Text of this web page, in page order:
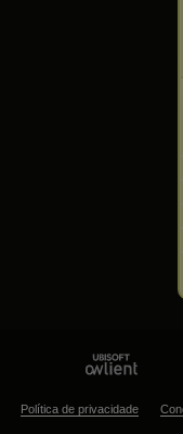
Política de privacidade